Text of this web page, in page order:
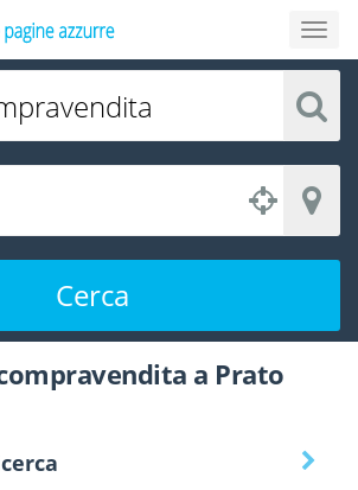
Cerca
a Prato